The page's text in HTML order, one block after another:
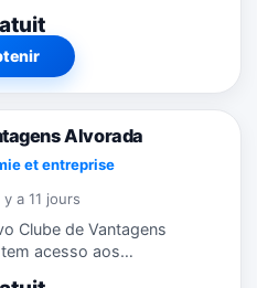
das promoções e
estão rolando....
Alvorada
et entreprise
y a 11 jours
Clube de Vantagens
acesso aos